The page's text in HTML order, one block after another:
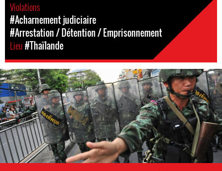
Violations
#Acharnement judiciaire
#Arrestation / Détention / Emprisonnement
Lieu#Thaïlande
#Thailand-
General-
Context.jpg